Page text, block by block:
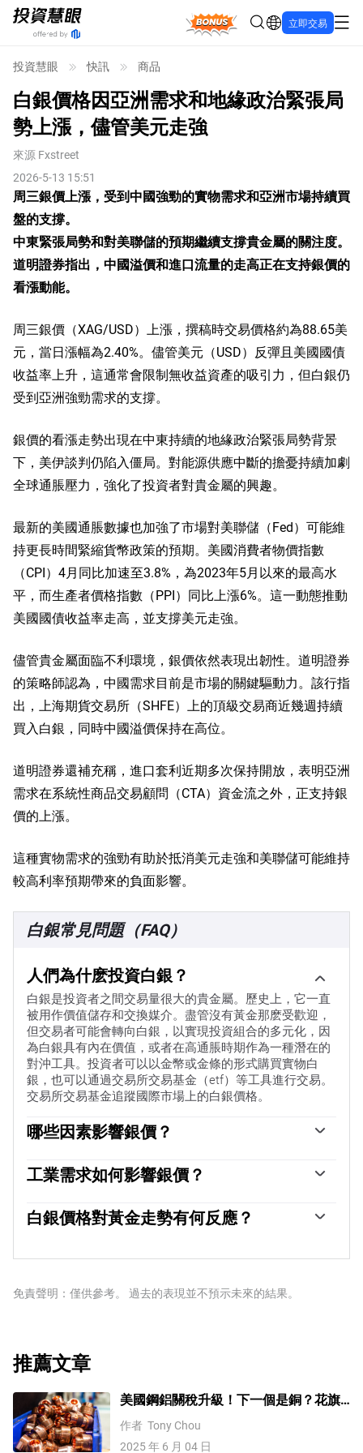
Bonus 立即交易
投資慧眼 快訊 商品
白銀價格因亞洲需求和地緣政治緊張局
勢上漲，儘管美元走強
來源 Fxstreet
2026-5-13 15:51
周三銀價上漲，受到中國強勁的實物需求和亞洲市場持續買
盤的支撐。
中東緊張局勢和對美聯儲的預期繼續支撐貴金屬的關注度。
道明證券指出，中國溢價和進口流量的走高正在支持銀價的
看漲動能。
周三銀價（XAG/USD）上漲，撰稿時交易價格約為88.65美
元，當日漲幅為2.40%。儘管美元（USD）反彈且美國國債
收益率上升，這通常會限制無收益資產的吸引力，但白銀仍
受到亞洲強勁需求的支撐。
銀價的看漲走勢出現在中東持續的地緣政治緊張局勢背景
下，美伊談判仍陷入僵局。對能源供應中斷的擔憂持續加劇
全球通脹壓力，強化了投資者對貴金屬的興趣。
最新的美國通脹數據也加強了市場對美聯儲（Fed）可能維
持更長時間緊縮貨幣政策的預期。美國消費者物價指數
（CPI）4月同比加速至3.8%，為2023年5月以來的最高水
平，而生產者價格指數（PPI）同比上漲6%。這一動態推動
美國國債收益率走高，並支撐美元走強。
儘管貴金屬面臨不利環境，銀價依然表現出韌性。道明證券
的策略師認為，中國需求目前是市場的關鍵驅動力。該行指
出，上海期貨交易所（SHFE）上的頂級交易商近幾週持續
買入白銀，同時中國溢價保持在高位。
道明證券還補充稱，進口套利近期多次保持開放，表明亞洲
需求在系統性商品交易顧問（CTA）資金流之外，正支持銀
價的上漲。
這種實物需求的強勁有助於抵消美元走強和美聯儲可能維持
較高利率預期帶來的負面影響。
白銀常見問題（FAQ）
人們為什麽投資白銀？
白銀是投資者之間交易量很大的貴金屬。歷史上，它一直
被用作價值儲存和交換媒介。盡管沒有黃金那麽受歡迎，
但交易者可能會轉向白銀，以實現投資組合的多元化，因
為白銀具有內在價值，或者在高通脹時期作為一種潛在的
對沖工具。投資者可以以金幣或金條的形式購買實物白
銀，也可以通過交易所交易基金（etf）等工具進行交易。
交易所交易基金追蹤國際市場上的白銀價格。
哪些因素影響銀價？
濟深度衰退的擔憂，可能使白銀價格因其避險地位而上
漲，盡管其上漲幅度不及黃金。作為一種無收益資產，白
（USD）的表現，因為資產是以美元（XAG/USD）定價
工業需求如何影響銀價？
為它是所有金屬中導電性最高的金屬之一，比銅和金還要
高。需求的激增可能會提高價格，而需求的下降往往會降
動：對於美國，尤其是中國，它們的大型工業部門在各種
決定金價方面發揮了關鍵作用。
白銀價格對黃金走勢有何反應？
也會隨之上漲，因為它們作為避險資產的地位是相似的。
數，可能有助於確定兩種金屬之間的相對估值。一些投資
免責聲明：僅供參考。 過去的表現並不預示未來的結果。
推薦文章
美國鋼鋁關稅升級！下一個是銅？花旗
這樣說
作者 Tony Chou
2025 年 6 月 04 日